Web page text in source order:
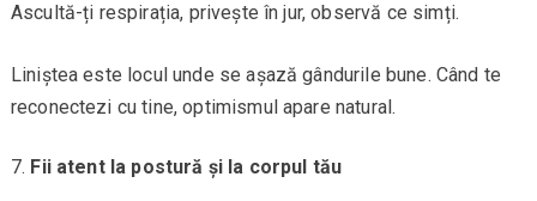
Ascultă-ți respirația, privește în jur, observă ce simți.
Liniștea este locul unde se așază gândurile bune. Când te
reconectezi cu tine, optimismul apare natural.
Fii atent la postură și la corpul tău